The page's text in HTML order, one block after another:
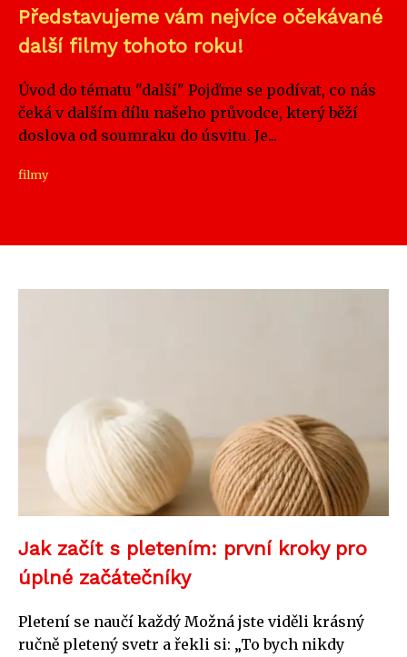
Představujeme vám nejvíce očekávané
další filmy tohoto roku!
Úvod do tématu "další" Pojďme se podívat, co nás
čeká v dalším dílu našeho průvodce, který běží
doslova od soumraku do úsvitu. Je...
filmy
Jak začít s pletením: první kroky pro
úplné začátečníky
Pletení se naučí každý Možná jste viděli krásný
ručně pletený svetr a řekli si: „To bych nikdy